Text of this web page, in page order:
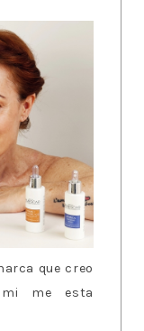
que creo
me esta